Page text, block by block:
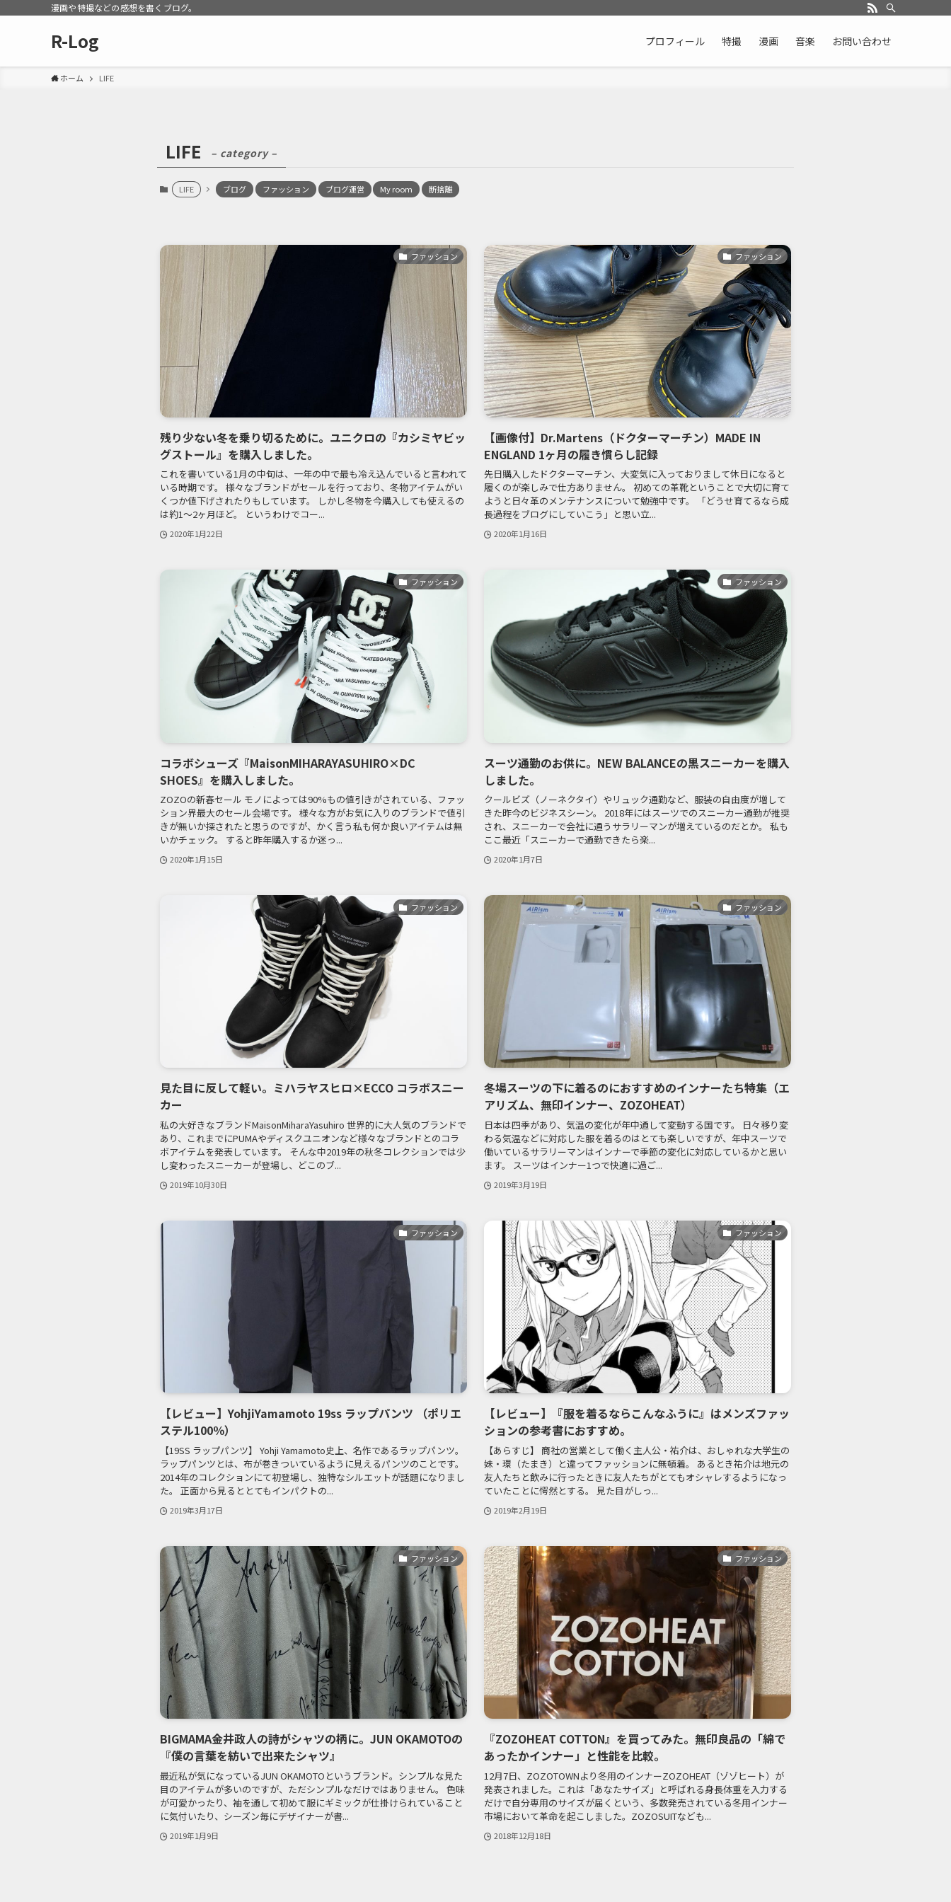
漫画や特撮などの感想を書くブログ。
R-Log プロフィール 特撮 漫画 音楽 お問い合わせ
ホーム LIFE
LIFE – category –
LIFE ブログ ファッション ブログ運営 My room 断捨離
ファッション
残り少ない冬を乗り切るために。ユニクロの『カシミヤビッ
グストール』を購入しました。
これを書いている1月の中旬は、一年の中で最も冷え込んでいると言われて
いる時期です。 様々なブランドがセールを行っており、冬物アイテムがい
くつか値下げされたりもしています。 しかし冬物を今購入しても使えるの
は約1〜2ヶ月ほど。 というわけでコー...
2020年1月22日
ファッション
【画像付】Dr.Martens（ドクターマーチン）MADE IN
ENGLAND 1ヶ月の履き慣らし記録
先日購入したドクターマーチン、大変気に入っておりまして休日になると
履くのが楽しみで仕方ありません。 初めての革靴ということで大切に育て
ようと日々革のメンテナンスについて勉強中です。 「どうせ育てるなら成
長過程をブログにしていこう」と思い立...
2020年1月16日
ファッション
コラボシューズ『MaisonMIHARAYASUHIRO×DC
SHOES』を購入しました。
ZOZOの新春セール モノによっては90%もの値引きがされている、ファッ
ション界最大のセール会場です。 様々な方がお気に入りのブランドで値引
きが無いか探されたと思うのですが、かく言う私も何か良いアイテムは無
いかチェック。 すると昨年購入するか迷っ...
2020年1月15日
ファッション
スーツ通勤のお供に。NEW BALANCEの黒スニーカーを購入
しました。
クールビズ（ノーネクタイ）やリュック通勤など、服装の自由度が増して
きた昨今のビジネスシーン。 2018年にはスーツでのスニーカー通勤が推奨
され、スニーカーで会社に通うサラリーマンが増えているのだとか。 私も
ここ最近「スニーカーで通勤できたら楽...
2020年1月7日
ファッション
見た目に反して軽い。ミハラヤスヒロ×ECCO コラボスニー
カー
私の大好きなブランドMaisonMiharaYasuhiro 世界的に大人気のブランドで
あり、これまでにPUMAやディスクユニオンなど様々なブランドとのコラ
ボアイテムを発表しています。 そんな中2019年の秋冬コレクションでは少
し変わったスニーカーが登場し、どこのブ...
2019年10月30日
ファッション
冬場スーツの下に着るのにおすすめのインナーたち特集（エ
アリズム、無印インナー、ZOZOHEAT）
日本は四季があり、気温の変化が年中通して変動する国です。 日々移り変
わる気温などに対応した服を着るのはとても楽しいですが、年中スーツで
働いているサラリーマンはインナーで季節の変化に対応しているかと思い
ます。 スーツはインナー1つで快適に過ご...
2019年3月19日
ファッション
【レビュー】YohjiYamamoto 19ss ラップパンツ （ポリエ
ステル100％）
【19SS ラップパンツ】 Yohji Yamamoto史上、名作であるラップパンツ。
ラップパンツとは、布が巻きついているように見えるパンツのことです。
2014年のコレクションにて初登場し、独特なシルエットが話題になりまし
た。 正面から見るととてもインパクトの...
2019年3月17日
ファッション
【レビュー】『服を着るならこんなふうに』はメンズファッ
ションの参考書におすすめ。
【あらすじ】 商社の営業として働く主人公・祐介は、おしゃれな大学生の
妹・環（たまき）と違ってファッションに無頓着。 あるとき祐介は地元の
友人たちと飲みに行ったときに友人たちがとてもオシャレするようになっ
ていたことに愕然とする。 見た目がしっ...
2019年2月19日
ファッション
BIGMAMA金井政人の詩がシャツの柄に。JUN OKAMOTOの
『僕の言葉を紡いで出来たシャツ』
最近私が気になっているJUN OKAMOTOというブランド。シンプルな見た
目のアイテムが多いのですが、ただシンプルなだけではありません。 色味
が可愛かったり、袖を通して初めて服にギミックが仕掛けられていること
に気付いたり、シーズン毎にデザイナーが書...
2019年1月9日
ファッション
『ZOZOHEAT COTTON』を買ってみた。無印良品の「綿で
あったかインナー」と性能を比較。
12月7日、ZOZOTOWNより冬用のインナーZOZOHEAT（ゾゾヒート）が
発表されました。これは「あなたサイズ」と呼ばれる身長体重を入力する
だけで自分専用のサイズが届くという、多数発売されている冬用インナー
市場において革命を起こしました。ZOZOSUITなども...
2018年12月18日